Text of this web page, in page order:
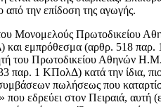
από την επίδοση της αγωγής.
Μονομελούς Πρωτοδικείου
εμπρόθεσμα (αρθρ. 518
του Πρωτοδικείου Αθηνών
παρ. 1 ΚΠολΔ) κατά την ίδια,
πωλήσεως που
εδρεύει στον Πειραιά, αυτή